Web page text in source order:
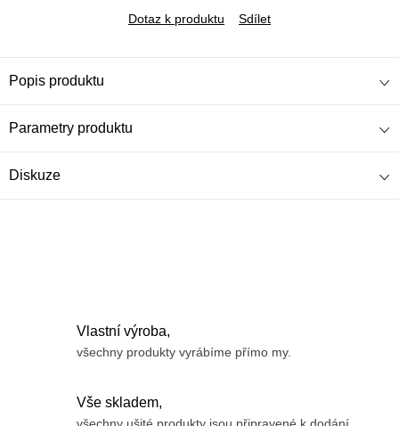
Dotaz k produktu
Sdílet
Popis produktu
Parametry produktu
Diskuze
Vlastní výroba,
všechny produkty vyrábíme přímo my.
Vše skladem,
všechny ušité produkty jsou připravené k dodání.